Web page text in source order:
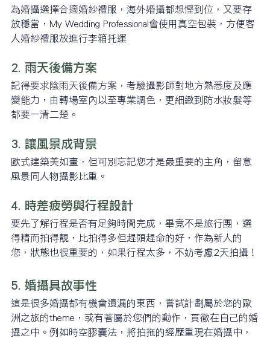
為婚攝選擇合適婚紗禮服，海外婚攝都想慳到位，又要存
放穩當，My Wedding Professional會使用真空包裝，方便客
人婚紗禮服放進行李箱托運
2. 雨天後備方案
記得要求陰雨天後備方案，考驗攝影師對地方熟悉度及應
變能力，由轉場室內以至專業調色，更細緻到防水妝髮等
都要一清二楚。
3. 讓風景成背景
歐式建築美如畫，但可別忘記您才是最重要的主角，留意
風景同人物攝影比重。
4. 時差疲勞與行程設計
要先了解行程是否有足夠時間完成，畢竟不是旅行團，選
得精而拍得靚，比拍得多但趕頭趕命的好，作為新人的
您，狀態也很重要的，如果行程太多，不妨考慮2天拍攝！
5. 婚攝具故事性
這是很多婚攝都有機會遺漏的東西，嘗試計劃屬於您的歐
洲之旅的theme，或有著屬於您們的動作，貫徹在自己的婚
攝之中。例如時空膠囊法，將拍拖的經歷重現在婚攝中，